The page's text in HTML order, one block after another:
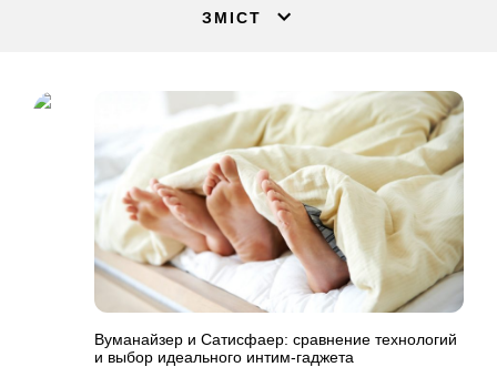
ЗМІСТ
Вуманайзер и Сатисфаер: сравнение технологий
и выбор идеального интим-гаджета